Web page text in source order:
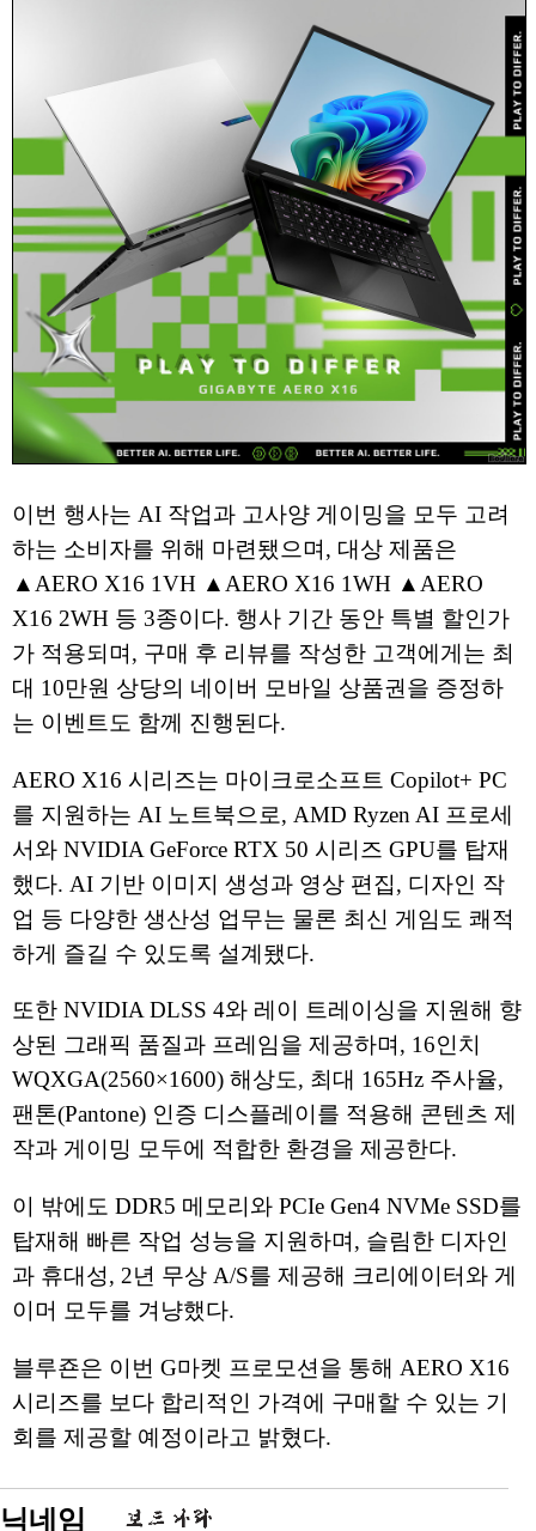
이번 행사는 AI 작업과 고사양 게이밍을 모두 고려
하는 소비자를 위해 마련됐으며, 대상 제품은
▲AERO X16 1VH ▲AERO X16 1WH ▲AERO
X16 2WH 등 3종이다. 행사 기간 동안 특별 할인가
가 적용되며, 구매 후 리뷰를 작성한 고객에게는 최
대 10만원 상당의 네이버 모바일 상품권을 증정하
는 이벤트도 함께 진행된다.
AERO X16 시리즈는 마이크로소프트 Copilot+ PC
를 지원하는 AI 노트북으로, AMD Ryzen AI 프로세
서와 NVIDIA GeForce RTX 50 시리즈 GPU를 탑재
했다. AI 기반 이미지 생성과 영상 편집, 디자인 작
업 등 다양한 생산성 업무는 물론 최신 게임도 쾌적
하게 즐길 수 있도록 설계됐다.
또한 NVIDIA DLSS 4와 레이 트레이싱을 지원해 향
상된 그래픽 품질과 프레임을 제공하며, 16인치
WQXGA(2560×1600) 해상도, 최대 165Hz 주사율,
팬톤(Pantone) 인증 디스플레이를 적용해 콘텐츠 제
작과 게이밍 모두에 적합한 환경을 제공한다.
이 밖에도 DDR5 메모리와 PCIe Gen4 NVMe SSD를
탑재해 빠른 작업 성능을 지원하며, 슬림한 디자인
과 휴대성, 2년 무상 A/S를 제공해 크리에이터와 게
이머 모두를 겨냥했다.
블루죤은 이번 G마켓 프로모션을 통해 AERO X16
시리즈를 보다 합리적인 가격에 구매할 수 있는 기
회를 제공할 예정이라고 밝혔다.
닉네임